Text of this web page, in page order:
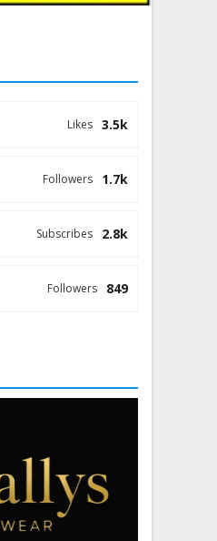
3.5k
Likes
1.7k
Followers
2.8k
Subscribes
849
Followers